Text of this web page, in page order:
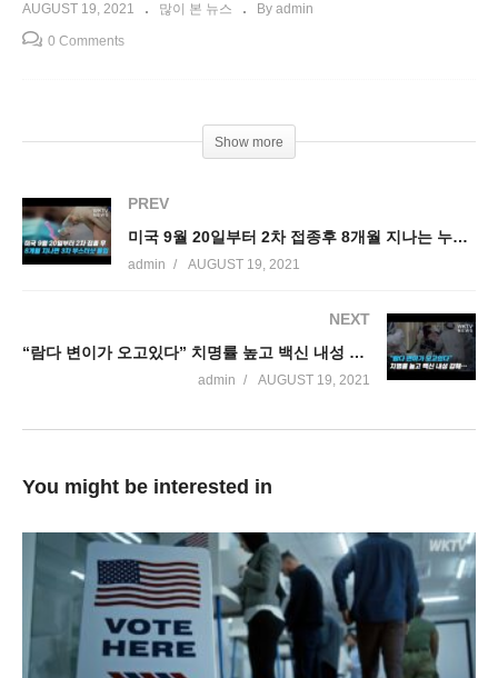
AUGUST 19, 2021 많이 본 뉴스 By admin
0 Comments
Show more
PREV
미국 9월 20일부터 2차 접종후 8개월 지나는 누구나 3차 부스터샷 돌입
admin AUGUST 19, 2021
NEXT
“람다 변이가 오고있다” 치명률 높고 백신 내성 강해…
admin AUGUST 19, 2021
You might be interested in